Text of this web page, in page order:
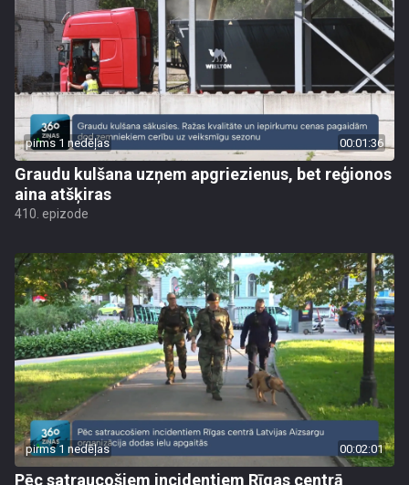
pirms 1 nedēļas 00:01:36
Graudu kulšana uzņem apgriezienus, bet reģionos
aina atšķiras
410. epizode
pirms 1 nedēļas 00:02:01
Pēc satraucošiem incidentiem Rīgas centrā